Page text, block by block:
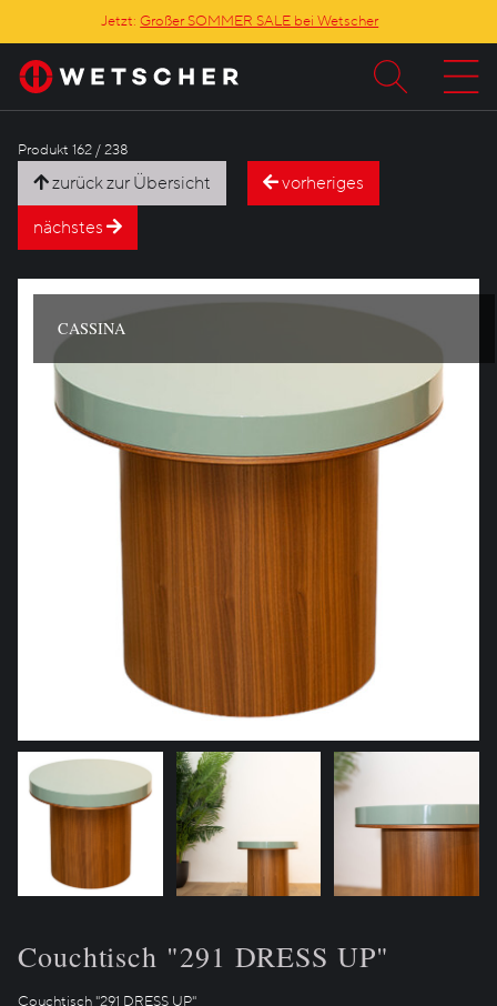
Jetzt:Großer SOMMER SALE bei Wetscher
Produkt 162 / 238
zurück zur Übersicht
vorheriges
nächstes
CASSINA
Couchtisch "291 DRESS UP"
Couchtisch "291 DRESS UP"